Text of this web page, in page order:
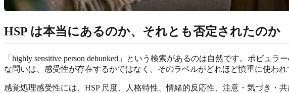
HSP は本当にあるのか、それとも否定されたのか
「highly sensitive person debunked」という検索があるのは自然です。ポピ
な問いは、感受性が存在するかではなく、そのラベルがどれほど慎重に使われ
感覚処理感受性には、HSP 尺度、人格特性、情緒的反応性、注意・気づき・